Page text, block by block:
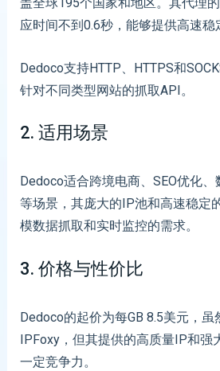
应时间不到0.6秒，能够提供高速稳
Dedoco支持HTTP、HTTPS和
针对不同类型网站的抓取API。
2. 适用场景
Dedoco适合跨境电商、SEO优化
等场景，其庞大的IP池和高速稳定
模数据抓取和实时监控的需求。
3. 价格与性价比
Dedoco的起价为每GB 8.5美元，虽
IPFoxy，但其提供的高质量IP和强
一定竞争力。